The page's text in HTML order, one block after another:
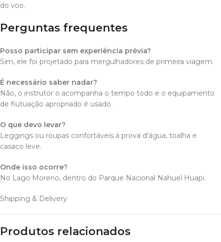
do voo.
Perguntas frequentes
Posso participar sem experiência prévia?
Sim, ele foi projetado para mergulhadores de primeira viagem.
É necessário saber nadar?
Não, o instrutor o acompanha o tempo todo e o equipamento
de flutuação apropriado é usado.
O que devo levar?
Leggings ou roupas confortáveis à prova d'água, toalha e
casaco leve.
Onde isso ocorre?
No Lago Moreno, dentro do Parque Nacional Nahuel Huapi.
Shipping & Delivery
Produtos relacionados